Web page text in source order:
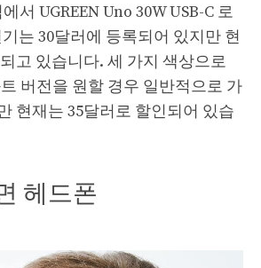
서 UGREEN Uno 30W USB-C 로
는 30달러에 등록되어 있지만 현
고 있습니다. 세 가지 색상으로
버전을 원할 경우 일반적으로 가
현재는 35달러로 할인되어 있습
헤드폰